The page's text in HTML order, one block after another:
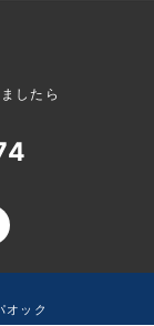
したら
ック